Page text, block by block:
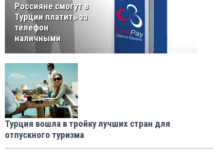
Россияне смогут в
Турции платить за
телефон
наличными
Турция вошла в тройку лучших стран для
отпускного туризма